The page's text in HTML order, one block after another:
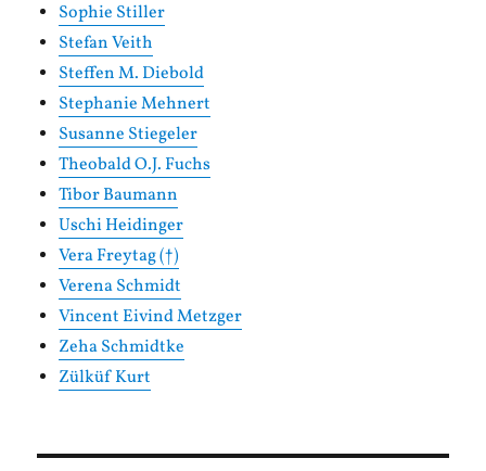
Sophie Stiller
Stefan Veith
Steffen M. Diebold
Stephanie Mehnert
Susanne Stiegeler
Theobald O.J. Fuchs
Tibor Baumann
Uschi Heidinger
Vera Freytag (†)
Verena Schmidt
Vincent Eivind Metzger
Zeha Schmidtke
Zülküf Kurt